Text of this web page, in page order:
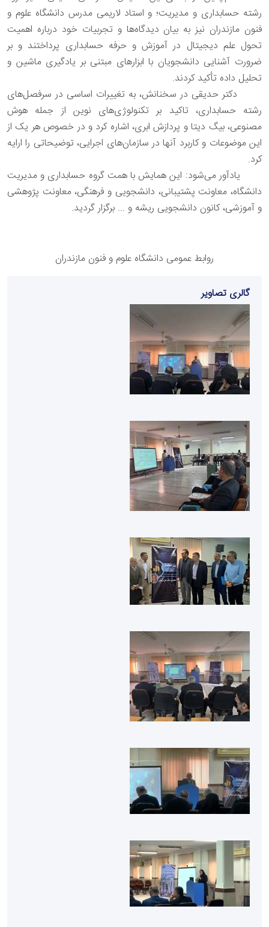
رشته حسابداری و مدیریت؛ و استاد لاریمی مدرس دانشگاه علوم و
فنون مازندران نیز به بیان دیدگاه‌ها و تجربیات خود درباره اهمیت
تحول علم دیجیتال در آموزش و حرفه حسابداری پرداختند و بر
ضرورت آشنایی دانشجویان با ابزارهای مبتنی بر یادگیری ماشین و
تحلیل داده تأکید کردند.
دکتر حدیقی در سخنانش، به تغییرات اساسی در سرفصل‌های
رشته حسابداری، تاکید بر تکنولوژی‌های نوین از جمله هوش
مصنوعی، بیگ دیتا و پردازش ابری، اشاره کرد و در خصوص هر یک از
این موضوعات و کاربرد آنها در سازمان‌های اجرایی، توضیحاتی را ارایه
کرد.
یادآور می‌شود: این همایش با همت گروه حسابداری و مدیریت
دانشگاه، معاونت پشتیبانی، دانشجویی و فرهنگی، معاونت پژوهشی
و آموزشی، کانون دانشجویی ریشه و ... برگزار گردید.
روابط عمومی دانشگاه علوم و فنون مازندران
گالری تصاویر